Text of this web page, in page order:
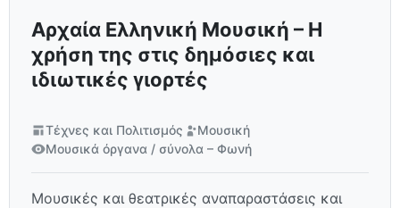
Αρχαία Ελληνική Μουσική – Η
χρήση της στις δημόσιες και
ιδιωτικές γιορτές
Τέχνες και Πολιτισμός
Μουσική
Μουσικά όργανα / σύνολα – Φωνή
Μουσικές και θεατρικές αναπαραστάσεις και